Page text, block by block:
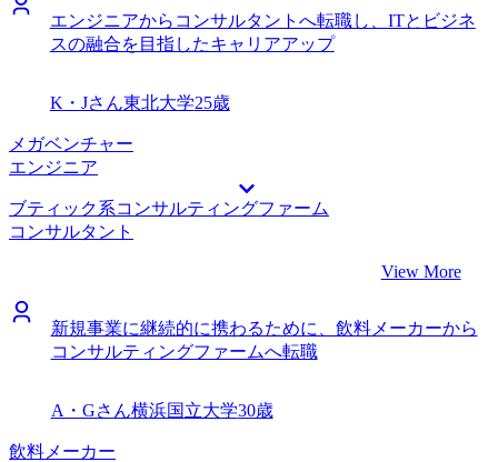
エンジニアからコンサルタントへ転職し、ITとビジネ
スの融合を目指したキャリアアップ
K・Jさん東北大学25歳
メガベンチャー
エンジニア
ブティック系コンサルティングファーム
コンサルタント
View More
新規事業に継続的に携わるために、飲料メーカーから
コンサルティングファームへ転職
A・Gさん横浜国立大学30歳
飲料メーカー